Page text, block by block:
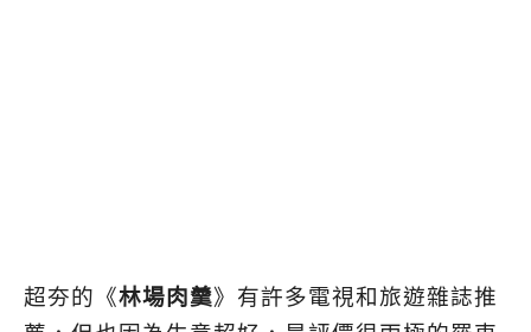
超夯的《林場肉羹》有許多電視和旅遊雜誌推